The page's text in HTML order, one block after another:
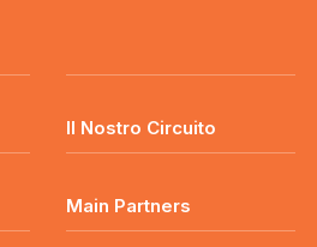
Il Nostro Circuito
Main Partners